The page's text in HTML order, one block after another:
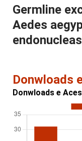
Germline
Aedes
Donwloads
Donwloads e